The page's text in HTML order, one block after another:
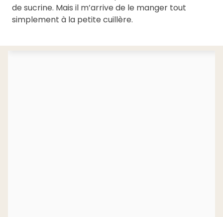
de sucrine. Mais il m’arrive de le manger tout
simplement à la petite cuillère.